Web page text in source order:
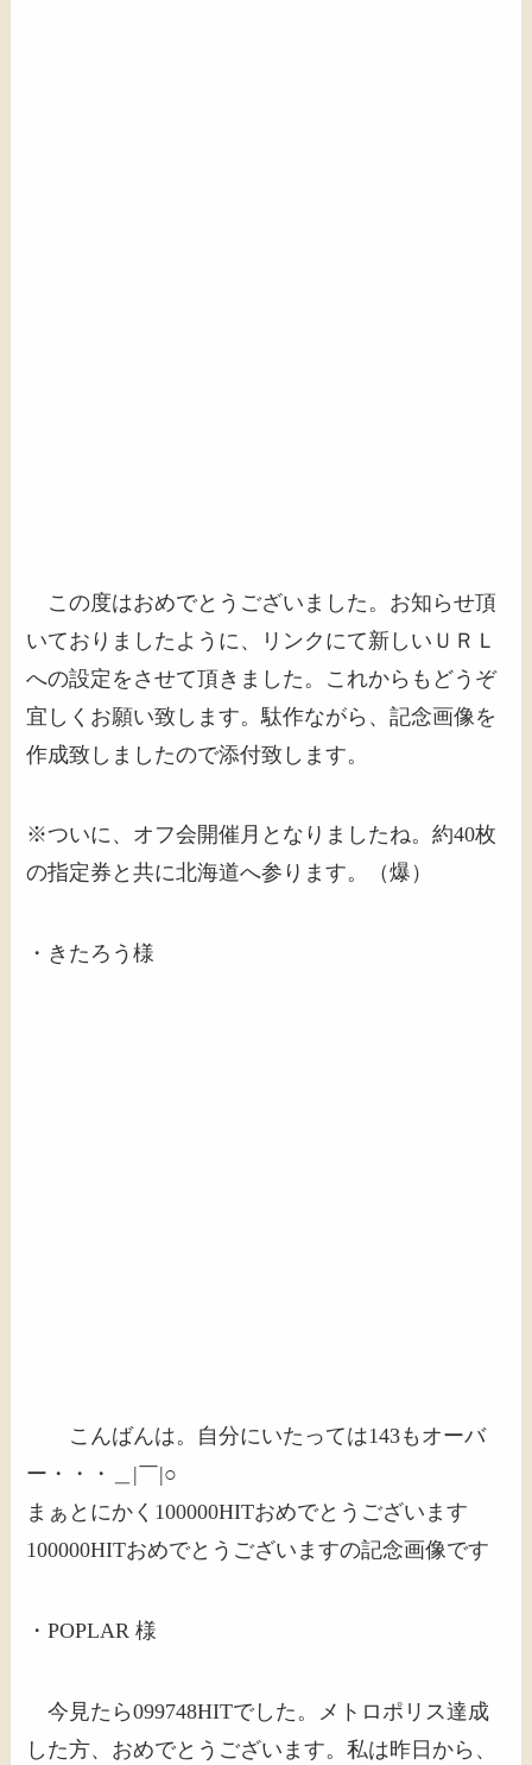
この度はおめでとうございました。お知らせ頂
いておりましたように、リンクにて新しいＵＲＬ
への設定をさせて頂きました。これからもどうぞ
宜しくお願い致します。駄作ながら、記念画像を
作成致しましたので添付致します。
※ついに、オフ会開催月となりましたね。約40枚
の指定券と共に北海道へ参ります。（爆）
・きたろう様
こんばんは。自分にいたっては143もオーバ
ー・・・＿|￣|○
まぁとにかく100000HITおめでとうございます
100000HITおめでとうございますの記念画像です
・POPLAR 様
今見たら099748HITでした。メトロポリス達成
した方、おめでとうございます。私は昨日から、